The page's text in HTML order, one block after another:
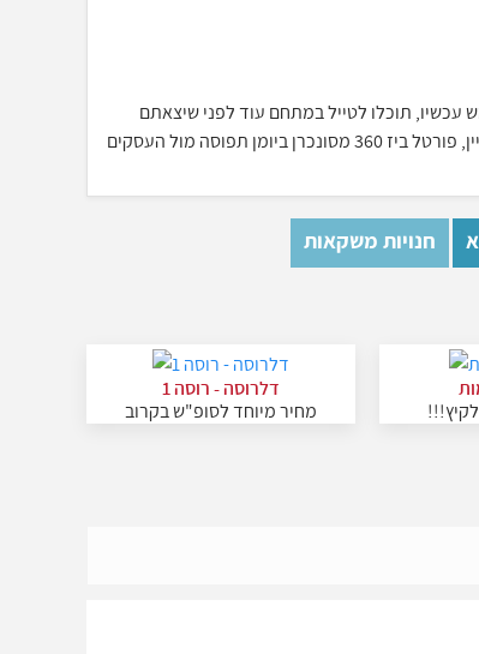
ממש עכשיו, תוכלו לטייל במתחם עוד לפני שיצאתם
מהבית, יחד עם מערכת ההזמנות וחתימה דיגיטלית תוכלו לסייר ולהזמין אונליין, פורטל ביז 360 מסונכרן ביומן תפוסה מול העסקים
חנויות משקאות
דלרוסה - רוסה 1
מחיר מיוחד לסופ"ש בקרוב